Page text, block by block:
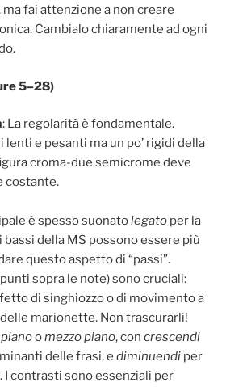
fai attenzione a non creare
Cambialo chiaramente ad ogni
5–28)
: La regolarità è fondamentale.
lenti e pesanti ma un po’ rigidi della
croma-due semicrome deve
costante.
è spesso suonatolegatoper la
bassi della MS possono essere più
questo aspetto di “passi”.
sopra le note) sono cruciali:
di singhiozzo o di movimento a
marionette. Non trascurarli!
pianoomezzo piano, con crescendi
delle frasi, e diminuendi per
contrasti sono essenziali per